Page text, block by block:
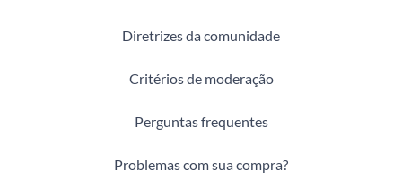
Diretrizes da comunidade
Critérios de moderação
Perguntas frequentes
Problemas com sua compra?